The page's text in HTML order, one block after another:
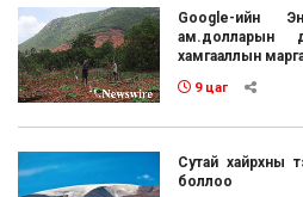
Google-ийн
ам.долларын
хамгааллын
9 цаг
Сутай хайрхны
боллоо